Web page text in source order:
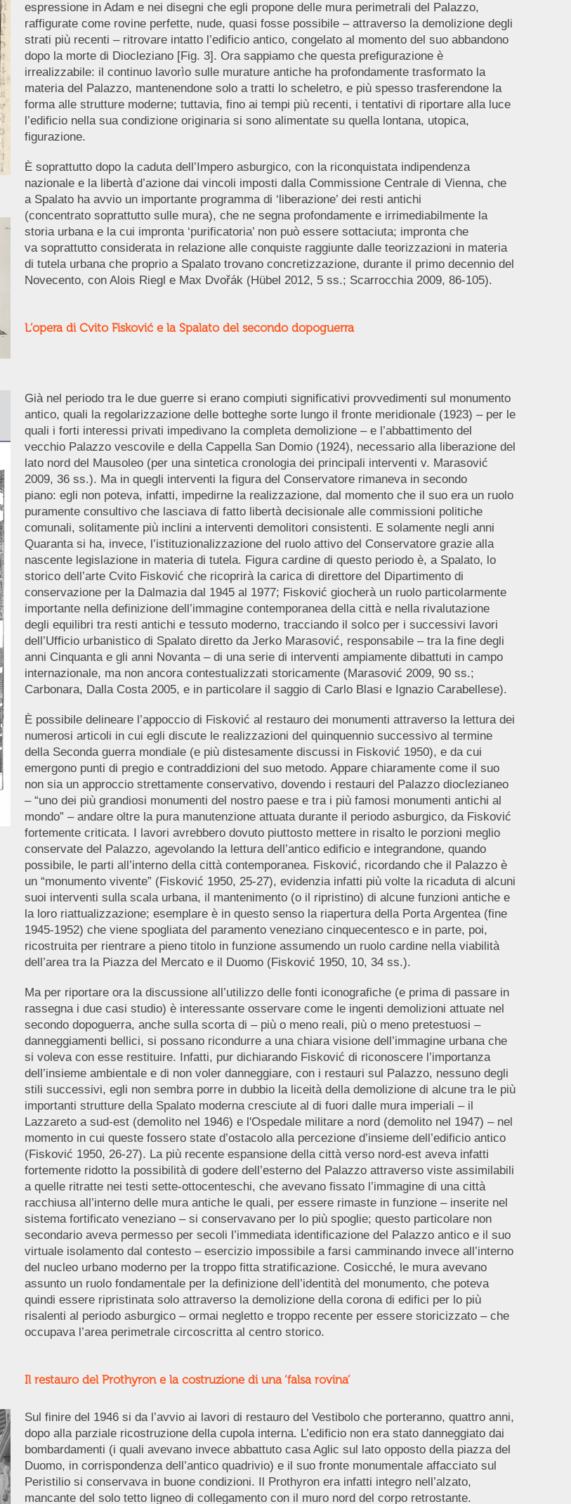
espressione in Adam e nei disegni che egli propone delle mura perimetrali del Palazzo,
raffigurate come rovine perfette, nude, quasi fosse possibile – attraverso la demolizione degli
strati più recenti – ritrovare intatto l’edificio antico, congelato al momento del suo abbandono
dopo la morte di Diocleziano [Fig. 3]. Ora sappiamo che questa prefigurazione è
irrealizzabile: il continuo lavorìo sulle murature antiche ha profondamente trasformato la
materia del Palazzo, mantenendone solo a tratti lo scheletro, e più spesso trasferendone la
forma alle strutture moderne; tuttavia, fino ai tempi più recenti, i tentativi di riportare alla luce
l’edificio nella sua condizione originaria si sono alimentate su quella lontana, utopica,
figurazione.
È soprattutto dopo la caduta dell’Impero asburgico, con la riconquistata indipendenza
nazionale e la libertà d’azione dai vincoli imposti dalla Commissione Centrale di Vienna, che
a Spalato ha avvio un importante programma di ‘liberazione’ dei resti antichi
(concentrato soprattutto sulle mura), che ne segna profondamente e irrimediabilmente la
storia urbana e la cui impronta ‘purificatoria’ non può essere sottaciuta; impronta che
va soprattutto considerata in relazione alle conquiste raggiunte dalle teorizzazioni in materia
di tutela urbana che proprio a Spalato trovano concretizzazione, durante il primo decennio del
Novecento, con Alois Riegl e Max Dvořák (Hübel 2012, 5 ss.; Scarrocchia 2009, 86-105).
L’opera di Cvito Fisković e la Spalato del secondo dopoguerra
Già nel periodo tra le due guerre si erano compiuti significativi provvedimenti sul monumento
antico, quali la regolarizzazione delle botteghe sorte lungo il fronte meridionale (1923) – per le
quali i forti interessi privati impedivano la completa demolizione – e l’abbattimento del
vecchio Palazzo vescovile e della Cappella San Domio (1924), necessario alla liberazione del
lato nord del Mausoleo (per una sintetica cronologia dei principali interventi v. Marasović
2009, 36 ss.). Ma in quegli interventi la figura del Conservatore rimaneva in secondo
piano: egli non poteva, infatti, impedirne la realizzazione, dal momento che il suo era un ruolo
puramente consultivo che lasciava di fatto libertà decisionale alle commissioni politiche
comunali, solitamente più inclini a interventi demolitori consistenti. E solamente negli anni
Quaranta si ha, invece, l’istituzionalizzazione del ruolo attivo del Conservatore grazie alla
nascente legislazione in materia di tutela. Figura cardine di questo periodo è, a Spalato, lo
storico dell’arte Cvito Fisković che ricoprirà la carica di direttore del Dipartimento di
conservazione per la Dalmazia dal 1945 al 1977; Fisković giocherà un ruolo particolarmente
importante nella definizione dell’immagine contemporanea della città e nella rivalutazione
degli equilibri tra resti antichi e tessuto moderno, tracciando il solco per i successivi lavori
dell’Ufficio urbanistico di Spalato diretto da Jerko Marasović, responsabile – tra la fine degli
anni Cinquanta e gli anni Novanta – di una serie di interventi ampiamente dibattuti in campo
internazionale, ma non ancora contestualizzati storicamente (Marasović 2009, 90 ss.;
Carbonara, Dalla Costa 2005, e in particolare il saggio di Carlo Blasi e Ignazio Carabellese).
È possibile delineare l’appoccio di Fisković al restauro dei monumenti attraverso la lettura dei
numerosi articoli in cui egli discute le realizzazioni del quinquennio successivo al termine
della Seconda guerra mondiale (e più distesamente discussi in Fisković 1950), e da cui
emergono punti di pregio e contraddizioni del suo metodo. Appare chiaramente come il suo
non sia un approccio strettamente conservativo, dovendo i restauri del Palazzo dioclezianeo
– “uno dei più grandiosi monumenti del nostro paese e tra i più famosi monumenti antichi al
mondo” – andare oltre la pura manutenzione attuata durante il periodo asburgico, da Fisković
fortemente criticata. I lavori avrebbero dovuto piuttosto mettere in risalto le porzioni meglio
conservate del Palazzo, agevolando la lettura dell’antico edificio e integrandone, quando
possibile, le parti all’interno della città contemporanea. Fisković, ricordando che il Palazzo è
un “monumento vivente” (Fisković 1950, 25-27), evidenzia infatti più volte la ricaduta di alcuni
suoi interventi sulla scala urbana, il mantenimento (o il ripristino) di alcune funzioni antiche e
la loro riattualizzazione; esemplare è in questo senso la riapertura della Porta Argentea (fine
1945-1952) che viene spogliata del paramento veneziano cinquecentesco e in parte, poi,
ricostruita per rientrare a pieno titolo in funzione assumendo un ruolo cardine nella viabilità
dell’area tra la Piazza del Mercato e il Duomo (Fisković 1950, 10, 34 ss.).
Ma per riportare ora la discussione all’utilizzo delle fonti iconografiche (e prima di passare in
rassegna i due casi studio) è interessante osservare come le ingenti demolizioni attuate nel
secondo dopoguerra, anche sulla scorta di – più o meno reali, più o meno pretestuosi –
danneggiamenti bellici, si possano ricondurre a una chiara visione dell’immagine urbana che
si voleva con esse restituire. Infatti, pur dichiarando Fisković di riconoscere l’importanza
dell’insieme ambientale e di non voler danneggiare, con i restauri sul Palazzo, nessuno degli
stili successivi, egli non sembra porre in dubbio la liceità della demolizione di alcune tra le più
importanti strutture della Spalato moderna cresciute al di fuori dalle mura imperiali – il
Lazzareto a sud-est (demolito nel 1946) e l'Ospedale militare a nord (demolito nel 1947) – nel
momento in cui queste fossero state d’ostacolo alla percezione d’insieme dell’edificio antico
(Fisković 1950, 26-27). La più recente espansione della città verso nord-est aveva infatti
fortemente ridotto la possibilità di godere dell’esterno del Palazzo attraverso viste assimilabili
a quelle ritratte nei testi sette-ottocenteschi, che avevano fissato l’immagine di una città
racchiusa all’interno delle mura antiche le quali, per essere rimaste in funzione – inserite nel
sistema fortificato veneziano – si conservavano per lo più spoglie; questo particolare non
secondario aveva permesso per secoli l’immediata identificazione del Palazzo antico e il suo
virtuale isolamento dal contesto – esercizio impossibile a farsi camminando invece all’interno
del nucleo urbano moderno per la troppo fitta stratificazione. Cosicché, le mura avevano
assunto un ruolo fondamentale per la definizione dell’identità del monumento, che poteva
quindi essere ripristinata solo attraverso la demolizione della corona di edifici per lo più
risalenti al periodo asburgico – ormai negletto e troppo recente per essere storicizzato – che
occupava l’area perimetrale circoscritta al centro storico.
Il restauro del Prothyron e la costruzione di una ‘falsa rovina’
Sul finire del 1946 si da l’avvio ai lavori di restauro del Vestibolo che porteranno, quattro anni,
dopo alla parziale ricostruzione della cupola interna. L’edificio non era stato danneggiato dai
bombardamenti (i quali avevano invece abbattuto casa Aglic sul lato opposto della piazza del
Duomo, in corrispondenza dell’antico quadrivio) e il suo fronte monumentale affacciato sul
Peristilio si conservava in buone condizioni. Il Prothyron era infatti integro nell’alzato,
mancante del solo tetto ligneo di collegamento con il muro nord del corpo retrostante.